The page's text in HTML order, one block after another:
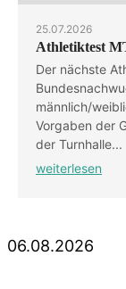
25.07.2026
Athletiktest
Der nächste
männlich/
Vorgaben der
der Turnhalle...
weiterlesen
06.08.2026